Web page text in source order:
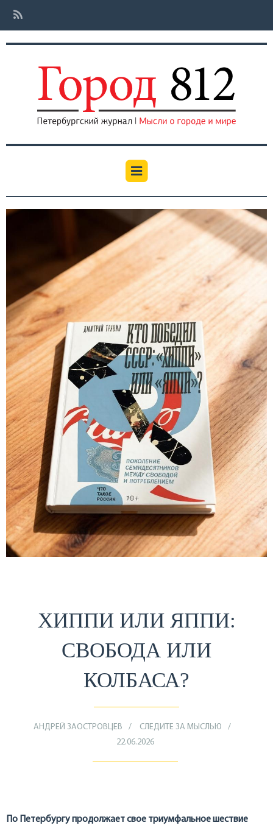
ХИППИ ИЛИ ЯППИ:
СВОБОДА ИЛИ
КОЛБАСА?
АНДРЕЙ ЗАОСТРОВЦЕВ
СЛЕДИТЕ ЗА МЫСЛЬЮ
22.06.2026
По Петербургу продолжает свое триумфальное шествие